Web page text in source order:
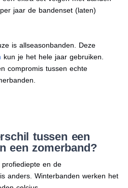
jaar de bandenset (laten)
is allseasonbanden. Deze
kun je het hele jaar gebruiken.
compromis tussen echte
tussen een
een zomerband?
en de
anders. Winterbanden werken het